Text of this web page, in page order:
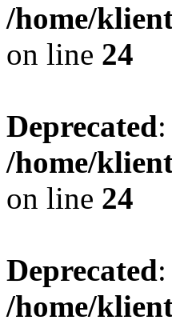
/home/
on line 24
Deprecated
/home/
on line 24
Deprecated
/home/